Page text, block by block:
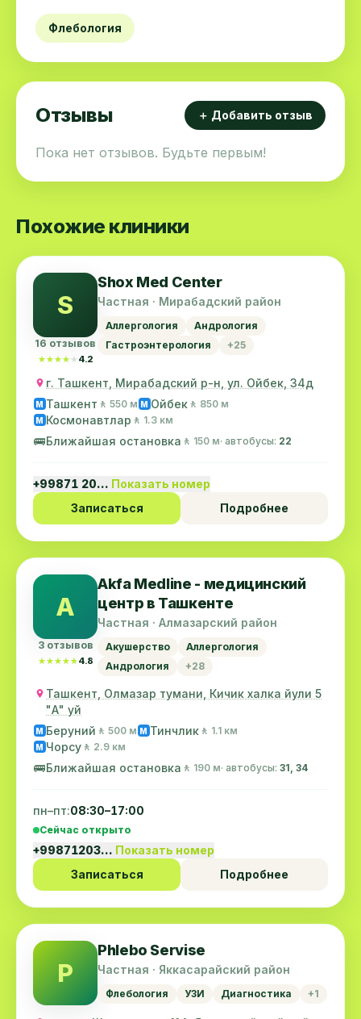
Флебология
Отзывы ＋ Добавить отзыв
Пока нет отзывов. Будьте первым!
Похожие клиники
S
16 отзывов
★★★★★
★★★★★ 4.2
Shox Med Center
Частная · Мирабадский район
Аллергология
Андрология
Гастроэнтерология
+25
г. Ташкент, Мирабадский р-н, ул. Ойбек, 34д
M Ташкент 🚶 550 м M Ойбек 🚶 850 м
M Космонавтлар 🚶 1.3 км
🚌Ближайшая остановка 🚶 150 м· автобусы: 22
+99871 20… Показать номер
Записаться
Подробнее
A
3 отзывов
★★★★★
★★★★★ 4.8
Akfa Medline - медицинский
центр в Ташкенте
Частная · Алмазарский район
Акушерство
Аллергология
Андрология
+28
Ташкент, Олмазар тумани, Кичик халка йули 5
"А" уй
M Беруний 🚶 500 м M Тинчлик 🚶 1.1 км
M Чорсу 🚶 2.9 км
🚌Ближайшая остановка 🚶 190 м· автобусы: 31, 34
пн–пт:08:30–17:00
Сейчас открыто
+99871203… Показать номер
Записаться
Подробнее
P
Phlebo Servisе
Частная · Яккасарайский район
Флебология УЗИ Диагностика +1